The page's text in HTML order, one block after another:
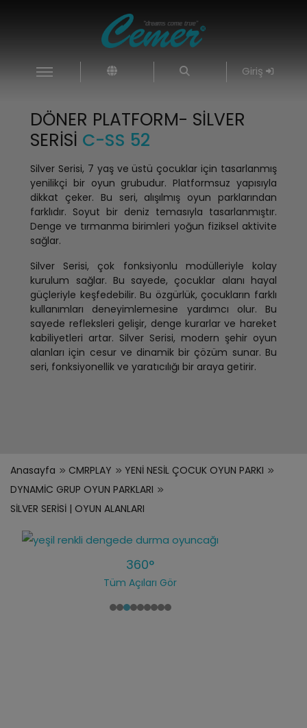
Giriş
DÖNER PLATFORM- SILVER
SERISI C-SS 52
Silver Serisi, 7 yaş ve üstü çocuklar için tasarlanmış
yenilikçi bir oyun grubudur. Platformsuz yapısıyla
dikkat çeker. Bu seri, alışılmış oyun parklarından
farklıdır. Soyut bir deniz temasıyla tasarlanmıştır.
Denge ve tırmanma birimleri yoğun fiziksel aktivite
sağlar.
Silver Serisi, çok fonksiyonlu modülleriyle kolay
kurulum sağlar. Bu sayede, çocuklar alanı hayal
güçleriyle keşfedebilir. Bu özgürlük, çocukların farklı
kullanımları deneyimlemesine yardımcı olur. Bu
sayede refleksleri gelişir, denge kurarlar ve hareket
kabiliyetleri artar. Silver Serisi, modern şehir oyun
alanları için cesur ve dinamik bir çözüm sunar. Bu
seri, fonksiyonellik ve yaratıcılığı bir araya getirir.
Anasayfa CMRPLAY
YENİ NESİL ÇOCUK OYUN PARKI
DYNAMİC GRUP OYUN PARKLARI
SİLVER SERİSİ | OYUN ALANLARI
360°
Tüm Açıları Gör